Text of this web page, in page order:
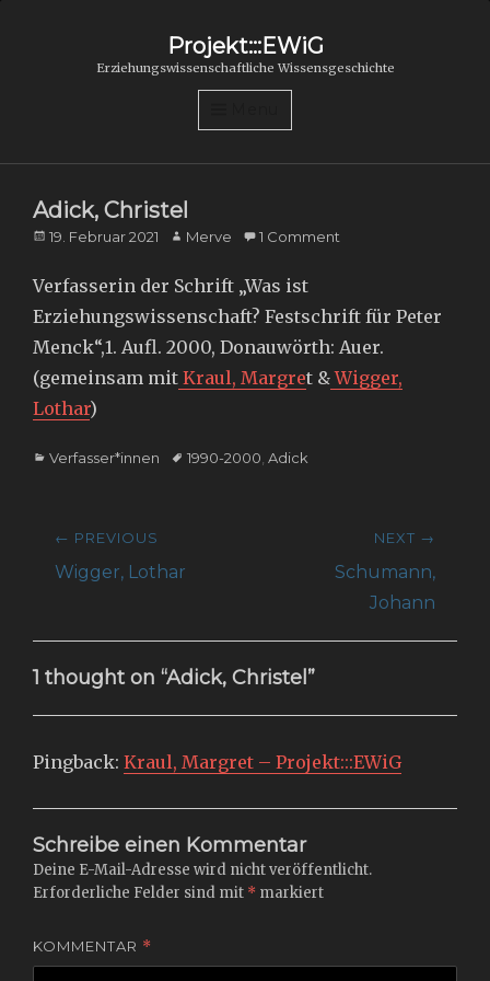
Projekt:::EWiG
Erziehungswissenschaftliche Wissensgeschichte
Adick, Christel
Posted
19. Februar 2021 Author
Merve 1 Comment
Verfasserin der Schrift „Was ist
Erziehungswissenschaft? Festschrift für Peter
Menck“,1. Aufl. 2000, Donauwörth: Auer.
(gemeinsam mit Kraul, Margret &Wigger,
Lothar)
Categories
Verfasser*innen Tags1990-2000 Adick
Beitragsnavigation
← PREVIOUS
Previous
Wigger, Lothar
NEXT →
Schumann,
Johann
1 thought on “Adick, Christel”
Pingback: Kraul, Margret – Projekt:::EWiG
Schreibe einen Kommentar
Deine E-Mail-Adresse wird nicht veröffentlicht.
Erforderliche Felder sind mit * markiert
KOMMENTAR *